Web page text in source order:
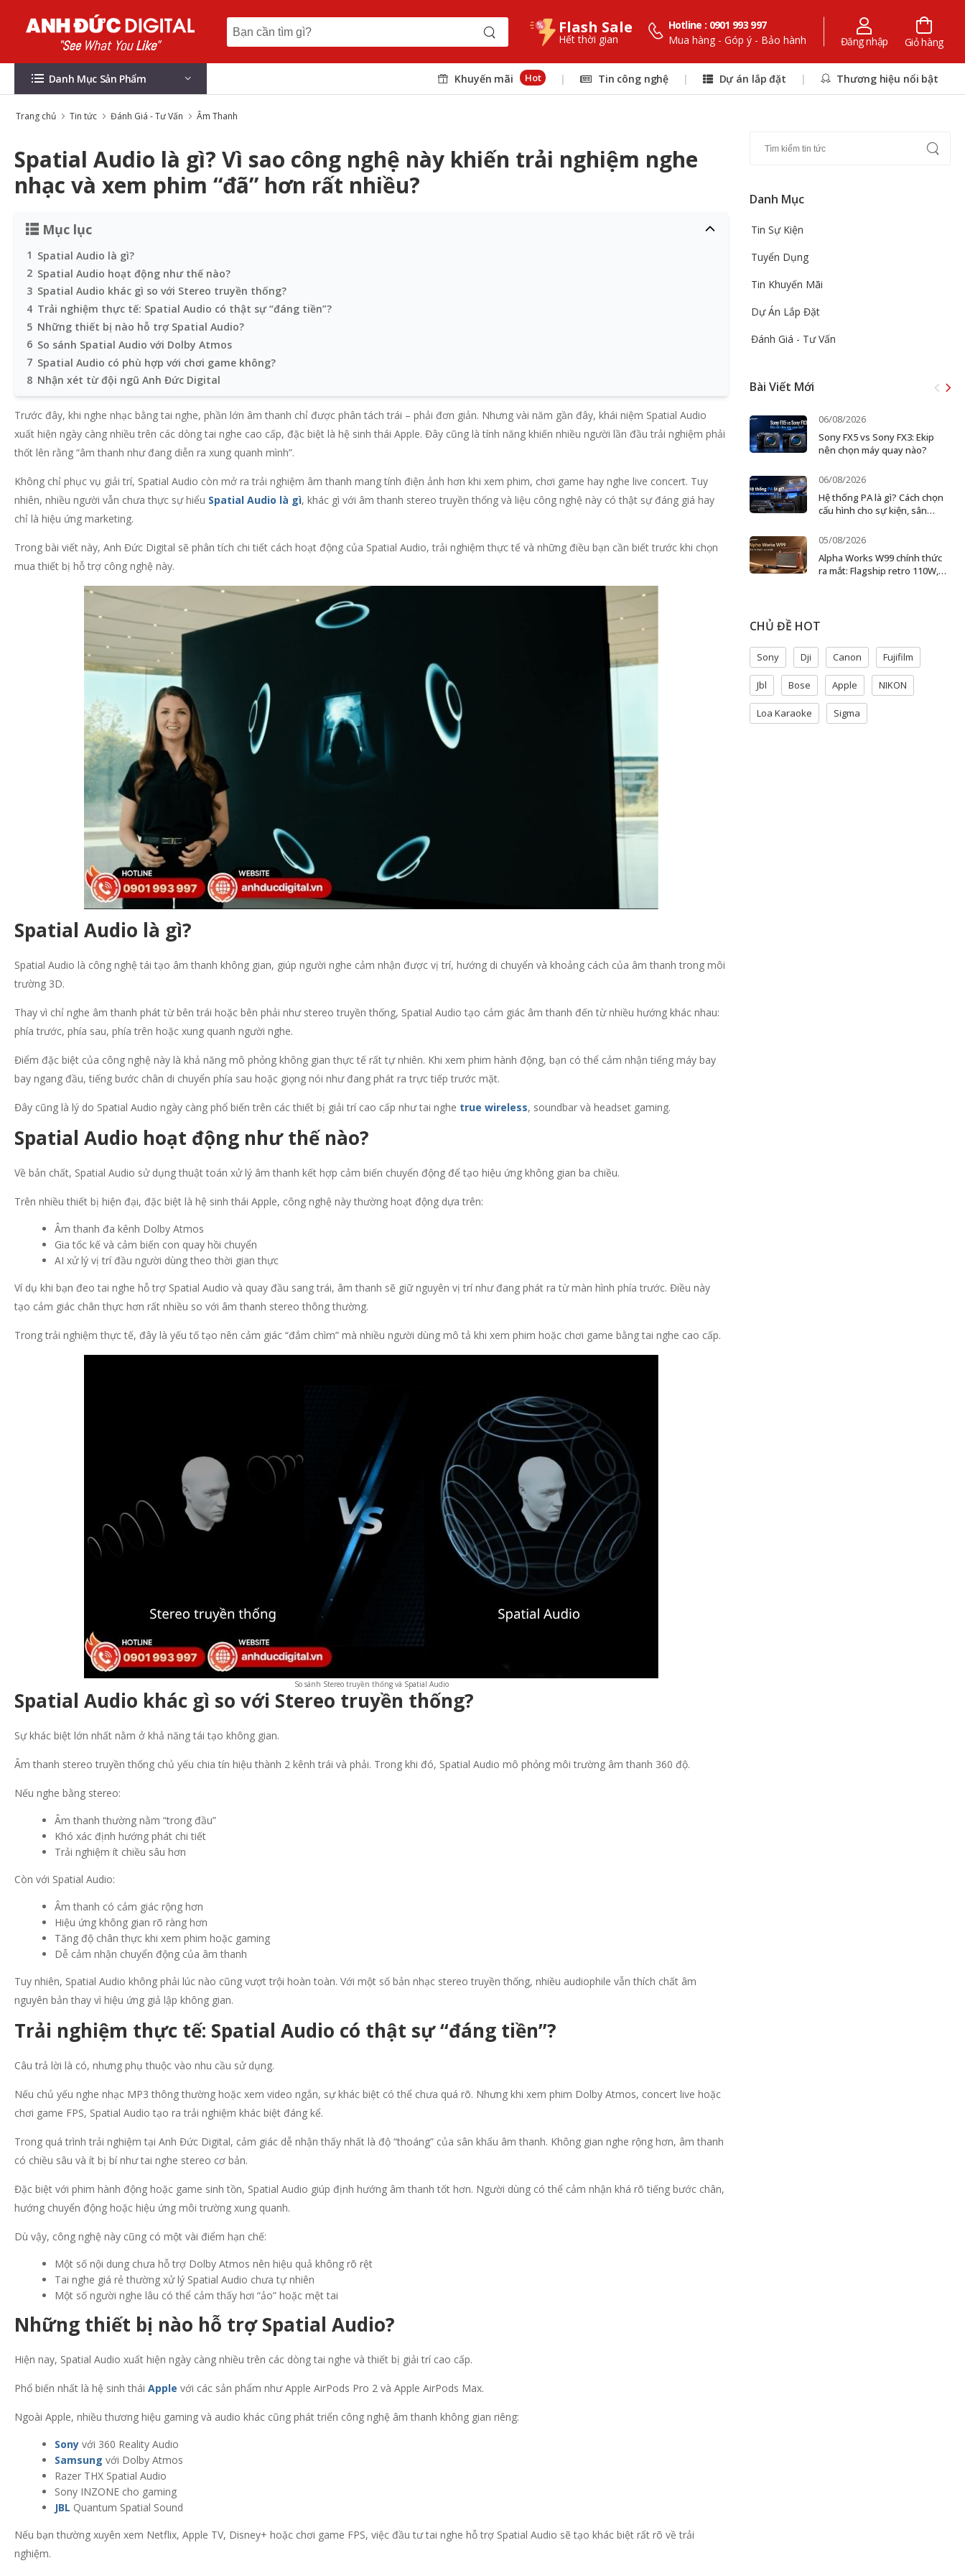
Flash Sale
Hết thời gian
Hotline : 0901 993 997
Mua hàng - Góp ý - Bảo hành
Đăng nhập Giỏ hàng
Danh Mục Sản Phẩm Khuyến mãi Hot | Tin công nghệ | Dự án lắp đặt | Thương hiệu nổi bật
Trang chủ Tin tức Đánh Giá - Tư Vấn Âm Thanh
Spatial Audio là gì? Vì sao công nghệ này khiến trải nghiệm nghe
nhạc và xem phim “đã” hơn rất nhiều?
Mục lục
1 Spatial Audio là gì?
2 Spatial Audio hoạt động như thế nào?
3 Spatial Audio khác gì so với Stereo truyền thống?
4 Trải nghiệm thực tế: Spatial Audio có thật sự “đáng tiền”?
5 Những thiết bị nào hỗ trợ Spatial Audio?
6 So sánh Spatial Audio với Dolby Atmos
7 Spatial Audio có phù hợp với chơi game không?
8 Nhận xét từ đội ngũ Anh Đức Digital
Trước đây, khi nghe nhạc bằng tai nghe, phần lớn âm thanh chỉ được phân tách trái – phải đơn giản. Nhưng vài năm gần đây, khái niệm Spatial Audio
xuất hiện ngày càng nhiều trên các dòng tai nghe cao cấp, đặc biệt là hệ sinh thái Apple. Đây cũng là tính năng khiến nhiều người lần đầu trải nghiệm phải
thốt lên rằng “âm thanh như đang diễn ra xung quanh mình”.
Không chỉ phục vụ giải trí, Spatial Audio còn mở ra trải nghiệm âm thanh mang tính điện ảnh hơn khi xem phim, chơi game hay nghe live concert. Tuy
nhiên, nhiều người vẫn chưa thực sự hiểu Spatial Audio là gì, khác gì với âm thanh stereo truyền thống và liệu công nghệ này có thật sự đáng giá hay
chỉ là hiệu ứng marketing.
Trong bài viết này, Anh Đức Digital sẽ phân tích chi tiết cách hoạt động của Spatial Audio, trải nghiệm thực tế và những điều bạn cần biết trước khi chọn
mua thiết bị hỗ trợ công nghệ này.
Spatial Audio là gì?
Spatial Audio là công nghệ tái tạo âm thanh không gian, giúp người nghe cảm nhận được vị trí, hướng di chuyển và khoảng cách của âm thanh trong môi
trường 3D.
Thay vì chỉ nghe âm thanh phát từ bên trái hoặc bên phải như stereo truyền thống, Spatial Audio tạo cảm giác âm thanh đến từ nhiều hướng khác nhau:
phía trước, phía sau, phía trên hoặc xung quanh người nghe.
Điểm đặc biệt của công nghệ này là khả năng mô phỏng không gian thực tế rất tự nhiên. Khi xem phim hành động, bạn có thể cảm nhận tiếng máy bay
bay ngang đầu, tiếng bước chân di chuyển phía sau hoặc giọng nói như đang phát ra trực tiếp trước mặt.
Đây cũng là lý do Spatial Audio ngày càng phổ biến trên các thiết bị giải trí cao cấp như tai nghe true wireless, soundbar và headset gaming.
Spatial Audio hoạt động như thế nào?
Về bản chất, Spatial Audio sử dụng thuật toán xử lý âm thanh kết hợp cảm biến chuyển động để tạo hiệu ứng không gian ba chiều.
Trên nhiều thiết bị hiện đại, đặc biệt là hệ sinh thái Apple, công nghệ này thường hoạt động dựa trên:
Âm thanh đa kênh Dolby Atmos
Gia tốc kế và cảm biến con quay hồi chuyển
AI xử lý vị trí đầu người dùng theo thời gian thực
Ví dụ khi bạn đeo tai nghe hỗ trợ Spatial Audio và quay đầu sang trái, âm thanh sẽ giữ nguyên vị trí như đang phát ra từ màn hình phía trước. Điều này
tạo cảm giác chân thực hơn rất nhiều so với âm thanh stereo thông thường.
Trong trải nghiệm thực tế, đây là yếu tố tạo nên cảm giác “đắm chìm” mà nhiều người dùng mô tả khi xem phim hoặc chơi game bằng tai nghe cao cấp.
So sánh Stereo truyền thống và Spatial Audio
Spatial Audio khác gì so với Stereo truyền thống?
Sự khác biệt lớn nhất nằm ở khả năng tái tạo không gian.
Âm thanh stereo truyền thống chủ yếu chia tín hiệu thành 2 kênh trái và phải. Trong khi đó, Spatial Audio mô phỏng môi trường âm thanh 360 độ.
Nếu nghe bằng stereo:
Âm thanh thường nằm “trong đầu”
Khó xác định hướng phát chi tiết
Trải nghiệm ít chiều sâu hơn
Còn với Spatial Audio:
Âm thanh có cảm giác rộng hơn
Hiệu ứng không gian rõ ràng hơn
Tăng độ chân thực khi xem phim hoặc gaming
Dễ cảm nhận chuyển động của âm thanh
Tuy nhiên, Spatial Audio không phải lúc nào cũng vượt trội hoàn toàn. Với một số bản nhạc stereo truyền thống, nhiều audiophile vẫn thích chất âm
nguyên bản thay vì hiệu ứng giả lập không gian.
Trải nghiệm thực tế: Spatial Audio có thật sự “đáng tiền”?
Câu trả lời là có, nhưng phụ thuộc vào nhu cầu sử dụng.
Nếu chủ yếu nghe nhạc MP3 thông thường hoặc xem video ngắn, sự khác biệt có thể chưa quá rõ. Nhưng khi xem phim Dolby Atmos, concert live hoặc
chơi game FPS, Spatial Audio tạo ra trải nghiệm khác biệt đáng kể.
Trong quá trình trải nghiệm tại Anh Đức Digital, cảm giác dễ nhận thấy nhất là độ “thoáng” của sân khấu âm thanh. Không gian nghe rộng hơn, âm thanh
có chiều sâu và ít bị bí như tai nghe stereo cơ bản.
Đặc biệt với phim hành động hoặc game sinh tồn, Spatial Audio giúp định hướng âm thanh tốt hơn. Người dùng có thể cảm nhận khá rõ tiếng bước chân,
hướng chuyển động hoặc hiệu ứng môi trường xung quanh.
Dù vậy, công nghệ này cũng có một vài điểm hạn chế:
Một số nội dung chưa hỗ trợ Dolby Atmos nên hiệu quả không rõ rệt
Tai nghe giá rẻ thường xử lý Spatial Audio chưa tự nhiên
Một số người nghe lâu có thể cảm thấy hơi “ảo” hoặc mệt tai
Những thiết bị nào hỗ trợ Spatial Audio?
Hiện nay, Spatial Audio xuất hiện ngày càng nhiều trên các dòng tai nghe và thiết bị giải trí cao cấp.
Phổ biến nhất là hệ sinh thái Apple với các sản phẩm như Apple AirPods Pro 2 và Apple AirPods Max.
Ngoài Apple, nhiều thương hiệu gaming và audio khác cũng phát triển công nghệ âm thanh không gian riêng:
Sony với 360 Reality Audio
Samsung với Dolby Atmos
Razer THX Spatial Audio
Sony INZONE cho gaming
JBL Quantum Spatial Sound
Nếu bạn thường xuyên xem Netflix, Apple TV, Disney+ hoặc chơi game FPS, việc đầu tư tai nghe hỗ trợ Spatial Audio sẽ tạo khác biệt rất rõ về trải
nghiệm.
Danh Mục
Tin Sự Kiện
Tuyển Dụng
Tin Khuyến Mãi
Dự Án Lắp Đặt
Đánh Giá - Tư Vấn
Bài Viết Mới
06/08/2026
Sony FX5 vs Sony FX3: Ekip
nên chọn máy quay nào?
06/08/2026
Hệ thống PA là gì? Cách chọn
cấu hình cho sự kiện, sân
05/08/2026
Alpha Works W99 chính thức
ra mắt: Flagship retro 110W,
CHỦ ĐỀ HOT
Sony Dji Canon Fujifilm
Jbl Bose Apple NIKON
Loa Karaoke Sigma